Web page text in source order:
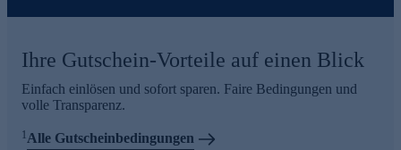
Ihre Gutschein-Vorteile auf einen Blick
Einfach einlösen und sofort sparen. Faire Bedingungen und
volle Transparenz.
1Alle Gutscheinbedingungen